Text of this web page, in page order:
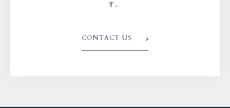
す。
CONTACT US